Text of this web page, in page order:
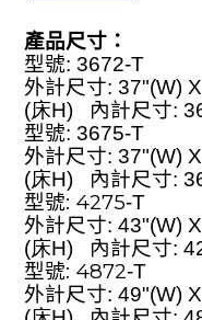
產品尺寸 ：
型號: 3672-T
外計尺寸: 37"(W)
(床H) 內計尺寸:
型號: 3675-T
外計尺寸: 37"(W)
(床H) 內計尺寸:
型號: 4275-T
外計尺寸: 43"(W)
(床H) 內計尺寸:
型號: 4872-T
外計尺寸: 49"(W)